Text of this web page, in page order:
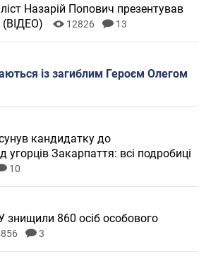
Назарій Попович презентував
(ВІДЕО)
12826 13
із загиблим Героєм Олегом
кандидатку до
угорців Закарпаття: всі подробиці
10
860 осіб особового
3